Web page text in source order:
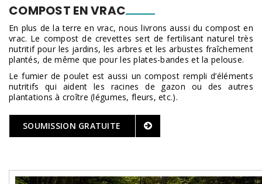
COMPOST EN VRAC
En plus de la terre en vrac, nous livrons aussi du compost en
vrac. Le compost de crevettes sert de fertilisant naturel très
nutritif pour les jardins, les arbres et les arbustes fraîchement
plantés, de même que pour les plates-bandes et la pelouse.
Le fumier de poulet est aussi un compost rempli d’éléments
nutritifs qui aident les racines de gazon ou des autres
plantations à croître (légumes, fleurs, etc.).
SOUMISSION GRATUITE